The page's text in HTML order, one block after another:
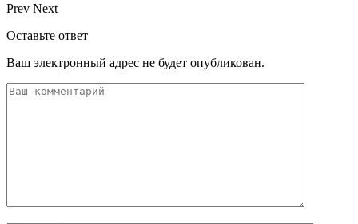
Prev Next
Оставьте ответ
Ваш электронный адрес не будет опубликован.